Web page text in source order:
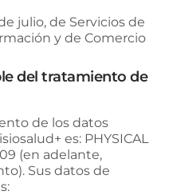
julio, de Servicios de
y de Comercio
del tratamiento de
de los datos
es: PHYSICAL
(en adelante,
Sus datos de